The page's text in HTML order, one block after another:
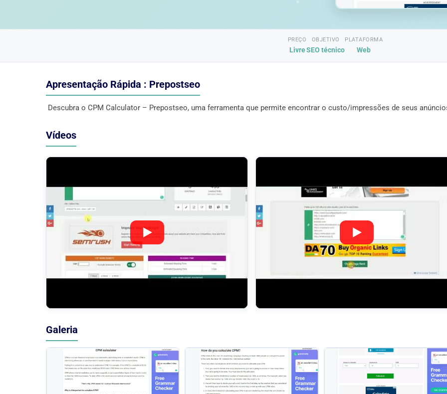
PREÇO
Livre
OBJETIVO
SEO técnico
PLATAFORMA
Web
Apresentação Rápida : Prepostseo
Descubra o CPM Calculator – Prepostseo, uma ferramenta que permite encontrar o custo/impressões de seus
Vídeos
Galeria